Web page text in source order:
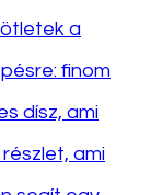
a
finom
dísz, ami
ami